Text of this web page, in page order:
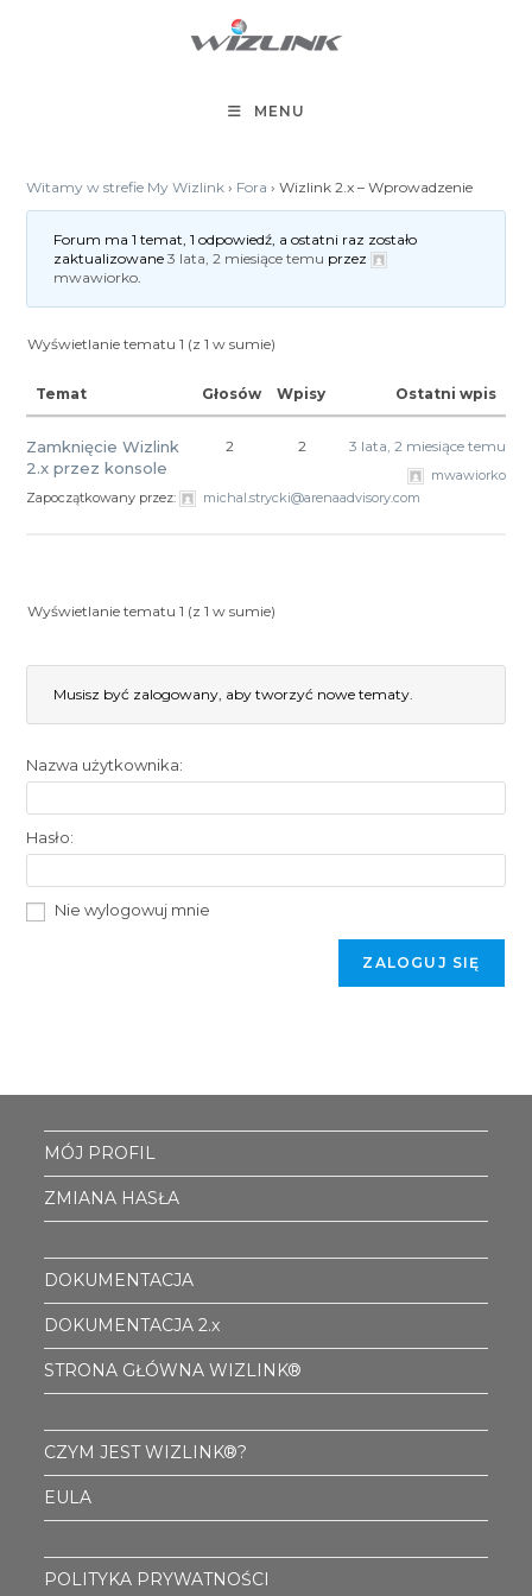
MENU
Witamy w strefie My Wizlink › Fora › Wizlink 2.x – Wprowadzenie
Forum ma 1 temat, 1 odpowiedź, a ostatni raz zostało
zaktualizowane3 lata, 2 miesiące temu przez
mwawiorko.
Wyświetlanie tematu 1 (z 1 w sumie)
Temat Głosów Wpisy Ostatni wpis
Zamknięcie Wizlink
2.x przez konsole
Zapoczątkowany przez: michal.strycki@arenaadvisory.com
2 2 3 lata, 2 miesiące temu
mwawiorko
Wyświetlanie tematu 1 (z 1 w sumie)
Musisz być zalogowany, aby tworzyć nowe tematy.
Nazwa użytkownika:
Hasło:
Nie wylogowuj mnie
ZALOGUJ SIĘ
MÓJ PROFIL
ZMIANA HASŁA
DOKUMENTACJA
DOKUMENTACJA 2.x
STRONA GŁÓWNA WIZLINK®
CZYM JEST WIZLINK®?
EULA
POLITYKA PRYWATNOŚCI